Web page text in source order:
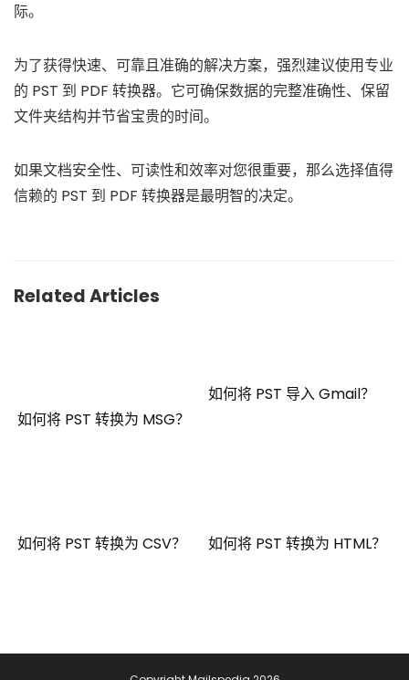
际。
为了获得快速、可靠且准确的解决方案，强烈建议使用专业
的 PST 到 PDF 转换器。它可确保数据的完整准确性、保留
文件夹结构并节省宝贵的时间。
如果文档安全性、可读性和效率对您很重要，那么选择值得
信赖的 PST 到 PDF 转换器是最明智的决定。
Related Articles
如何将 PST 转换为 MSG？
如何将 PST 导入 Gmail？
如何将 PST 转换为 CSV？ 如何将 PST 转换为 HTML？